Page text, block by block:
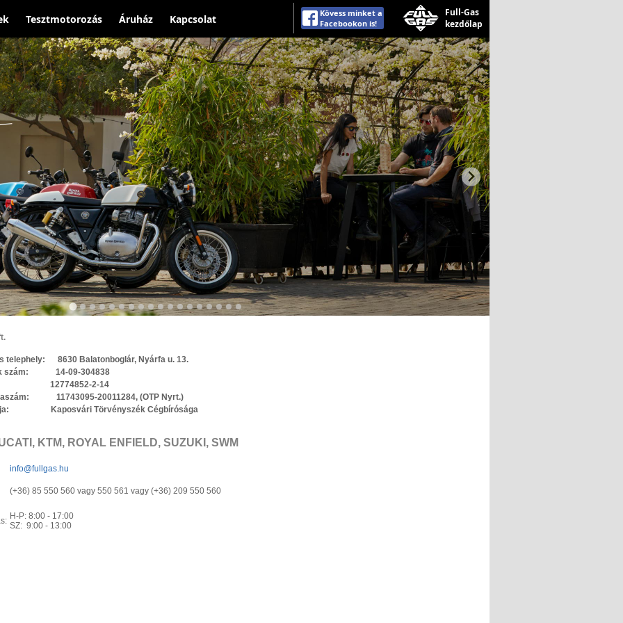
Tesztmotorozás Áruház Kapcsolat
Kövess minket a
Facebookon is!
Full-Gas
kezdőlap
telephely: 8630 Balatonboglár, Nyárfa u. 13.
szám: 14-09-304838
12774852-2-14
11743095-20011284, (OTP Nyrt.)
Kaposvári Törvényszék Cégbírósága
KTM, ROYAL ENFIELD, SUZUKI, SWM
info@fullgas.hu
(+36) 85 550 560 vagy 550 561 vagy (+36) 209 550 560
H-P: 8:00 - 17:00
SZ: 9:00 - 13:00